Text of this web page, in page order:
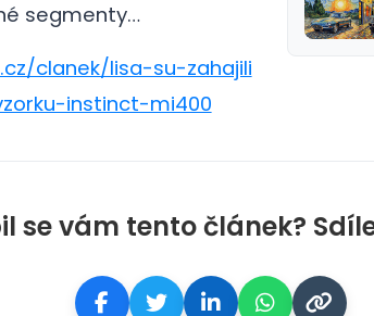
segmenty…
clanek/lisa-su-zahajili
instinct-mi400
se vám tento článek?